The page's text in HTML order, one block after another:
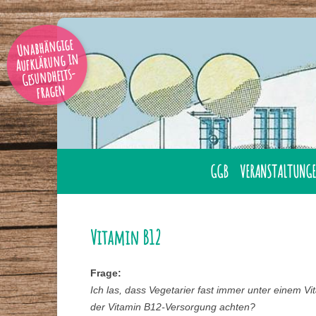
Unabhängige
Aufklärung in
Gesundheits-
fragen
GGB
IHRER NÄHE
TAGUNGEN
Vitamin B12
Frage:
Ich las, dass Vegetarier fast immer unter einem
der Vitamin B12-Versorgung achten?